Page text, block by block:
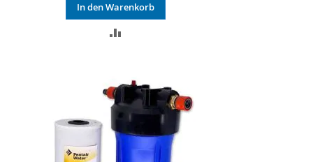
In den Warenkorb
HINZUFÜGEN